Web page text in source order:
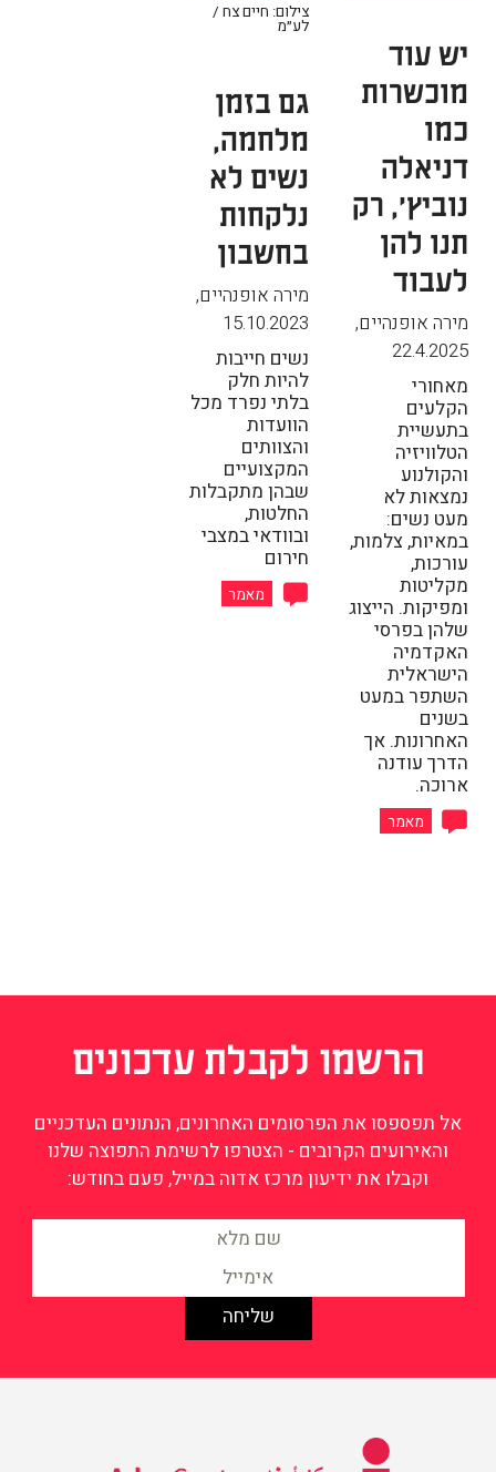
יש עוד
מוכשרות
כמו
דניאלה
נוביץ', רק
תנו להן
לעבוד
מירה אופנהיים,
22.4.2025
מאחורי
הקלעים
בתעשיית
הטלוויזיה
והקולנוע
נמצאות לא
מעט נשים:
במאיות, צלמות,
עורכות,
מקליטות
ומפיקות. הייצוג
שלהן בפרסי
האקדמיה
הישראלית
השתפר במעט
בשנים
האחרונות. אך
הדרך עודנה
ארוכה.
מאמר
צילום: חיים צח /
לע״מ
גם בזמן
מלחמה,
נשים לא
נלקחות
בחשבון
מירה אופנהיים,
15.10.2023
נשים חייבות
להיות חלק
בלתי נפרד מכל
הוועדות
והצוותים
המקצועיים
שבהן מתקבלות
החלטות,
ובוודאי במצבי
חירום
מאמר
הרשמו לקבלת עדכונים
אל תפספסו את הפרסומים האחרונים, הנתונים העדכניים
והאירועים הקרובים - הצטרפו לרשימת התפוצה שלנו
וקבלו את ידיעון מרכז אדוה במייל, פעם בחודש: